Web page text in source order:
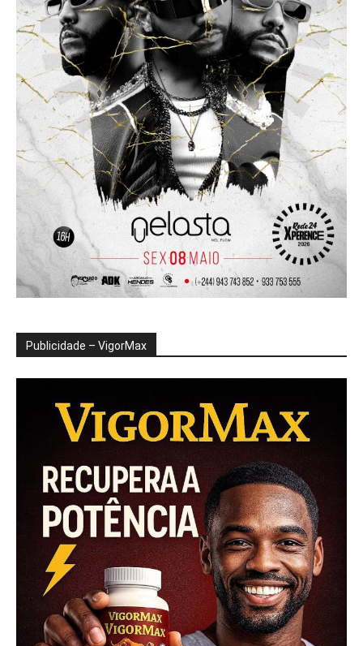
Publicidade – VigorMax